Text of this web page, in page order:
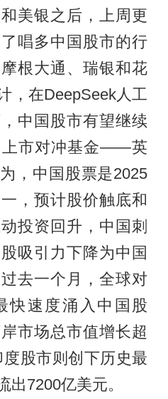
美银之后，上周更
唱多中国股市的行
根大通、瑞银和花
，在DeepSeek人工
中国股市有望继续
上市对冲基金——英
，中国股票是2025
，预计股价触底和
投资回升，中国刺
吸引力下降为中国
去一个月，全球对
快速度涌入中国股
市场总市值增长超
股市则创下历史最
出7200亿美元。